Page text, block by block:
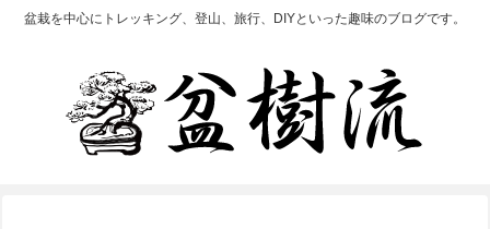
盆栽を中心にトレッキング、登山、旅行、DIYといった趣味のブログです。